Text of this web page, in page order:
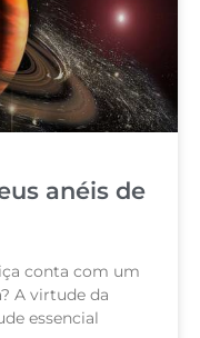
anéis de
conta com um
A virtude da
essencial